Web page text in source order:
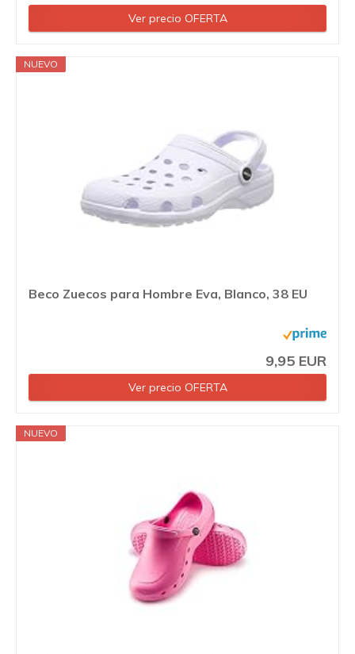
Ver precio OFERTA
NUEVO
Beco Zuecos para Hombre Eva, Blanco, 38 EU
9,95 EUR
Ver precio OFERTA
NUEVO